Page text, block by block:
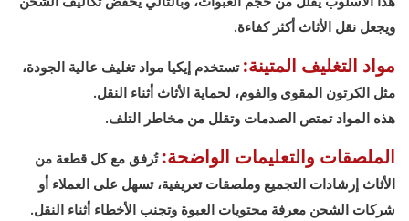
ويجعل نقل الأثاث أكثر كفاءة.
مواد التغليف المتينة: تستخدم إيكيا مواد تغليف عالية الجودة،
مثل الكرتون المقوى والفوم، لحماية الأثاث أثناء النقل.
هذه المواد تمتص الصدمات وتقلل من مخاطر التلف.
الملصقات والتعليمات الواضحة: تُرفق مع كل قطعة من
الأثاث إرشادات التجميع وملصقات تعريفية، تسهل على العملاء أو
شركات الشحن معرفة محتويات العبوة وتجنب الأخطاء أثناء النقل.